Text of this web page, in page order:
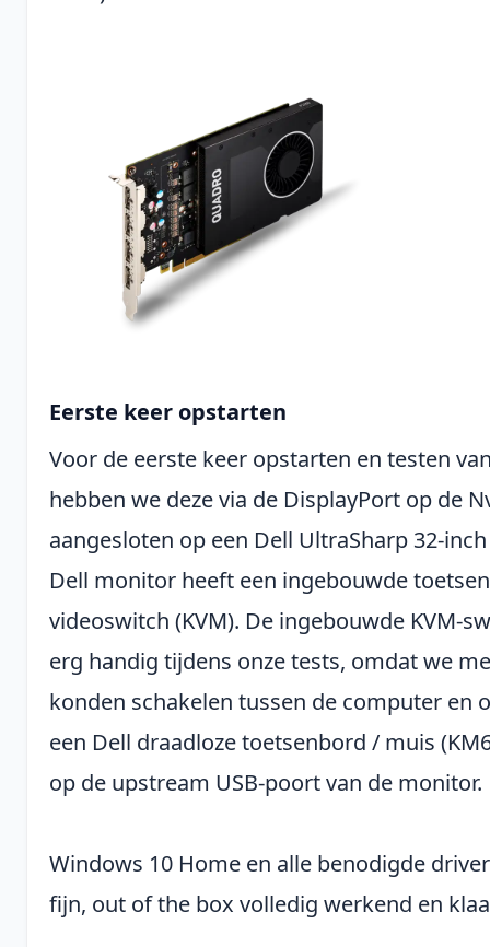
Eerste keer opstarten
Voor de eerste keer opstarten en testen
hebben we deze via de DisplayPort op de
aangesloten op een Dell UltraSharp 32-
Dell monitor heeft een ingebouwde
videoswitch (KVM). De ingebouwde KVM-
erg handig tijdens onze tests, omdat we
konden schakelen tussen de computer en
een Dell draadloze toetsenbord / muis
op de upstream USB-poort van de monitor.
Windows 10 Home en alle benodigde
fijn, out of the box volledig werkend en